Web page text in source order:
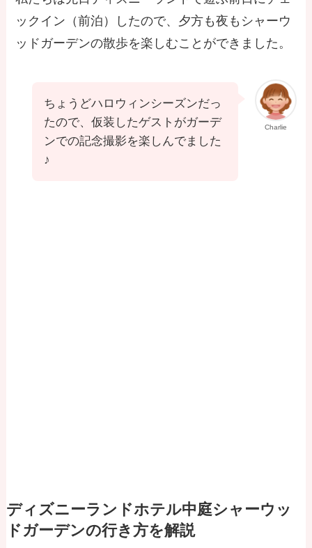
ックイン（前泊）したので、夕方も夜もシャーウ
ッドガーデンの散歩を楽しむことができました。
Charlie
ちょうどハロウィンシーズンだっ
たので、仮装したゲストがガーデ
ンでの記念撮影を楽しんでました
♪
ディズニーランドホテル中庭シャーウッ
ドガーデンの行き方を解説